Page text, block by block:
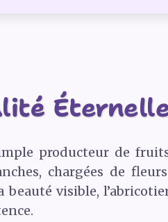
producteur de
chargées de
beauté visible,